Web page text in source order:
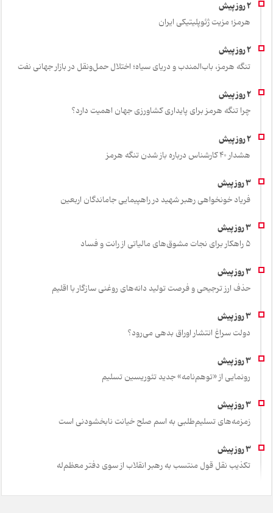
هرمز؛ مزیت ژئوپلیتیکی ایران
تنگه هرمز، باب‌المندب و دریای سیاه؛ اختلال حمل‌ونقل در بازار جهانی نفت
چرا تنگه هرمز برای پایداری کشاورزی جهان اهمیت دارد؟
هشدار 40 کارشناس درباره باز شدن تنگه هرمز
فریاد خونخواهی رهبر شهید در راهپیمایی جاماندگان اربعین
۵ راهکار برای نجات مشوق‌های مالیاتی از رانت و فساد
حذف ارز ترجیحی و فرصت تولید دانه‌های روغنی سازگار با اقلیم
دولت سراغ انتشار اوراق بدهی می‌رود؟
رونمایی از «توهم‌نامه» جدید تئور‌یسین تسلیم
زمزمه‌های تسلیم‌طلبی به اسم صلح خیانت نابخشودنی است
تکذیب نقل قول منتسب به رهبر انقلاب از سوی دفتر معظم‌له